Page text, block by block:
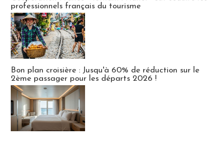
professionnels français du tourisme
Bon plan croisière : Jusqu'à 60% de réduction sur le
2ème passager pour les départs 2026 !